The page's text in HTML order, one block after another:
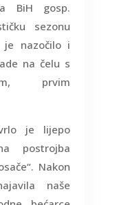
BiH gosp.
sezonu
je nazočilo i
na čelu s
prvim
je lijepo
postrojba
Nakon
naše